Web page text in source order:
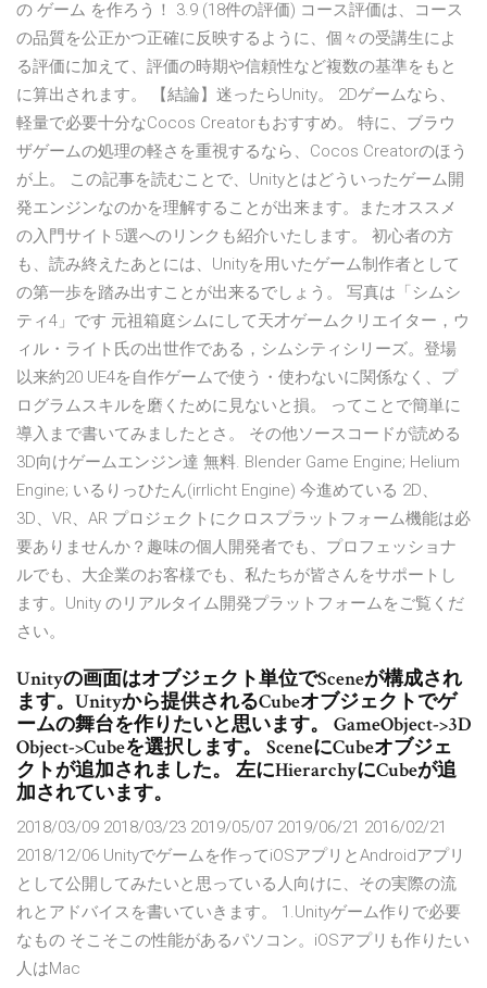
の ゲーム を作ろう！ 3.9 (18件の評価) コース評価は、コース
の品質を公正かつ正確に反映するように、個々の受講生によ
る評価に加えて、評価の時期や信頼性など複数の基準をもと
に算出されます。 【結論】迷ったらUnity。 2Dゲームなら、
軽量で必要十分なCocos Creatorもおすすめ。 特に、ブラウ
ザゲームの処理の軽さを重視するなら、Cocos Creatorのほう
が上。 この記事を読むことで、Unityとはどういったゲーム開
発エンジンなのかを理解することが出来ます。またオススメ
の入門サイト5選へのリンクも紹介いたします。 初心者の方
も、読み終えたあとには、Unityを用いたゲーム制作者として
の第一歩を踏み出すことが出来るでしょう。 写真は「シムシ
ティ4」です 元祖箱庭シムにして天才ゲームクリエイター，ウ
ィル・ライト氏の出世作である，シムシティシリーズ。登場
以来約20 UE4を自作ゲームで使う・使わないに関係なく、プ
ログラムスキルを磨くために見ないと損。 ってことで簡単に
導入まで書いてみましたとさ。 その他ソースコードが読める
3D向けゲームエンジン達 無料. Blender Game Engine; Helium
Engine; いるりっひたん(irrlicht Engine) 今進めている 2D、
3D、VR、AR プロジェクトにクロスプラットフォーム機能は必
要ありませんか？趣味の個人開発者でも、プロフェッショナ
ルでも、大企業のお客様でも、私たちが皆さんをサポートし
ます。Unity のリアルタイム開発プラットフォームをご覧くだ
さい。
Unityの画面はオブジェクト単位でSceneが構成され
ます。Unityから提供されるCubeオブジェクトでゲ
ームの舞台を作りたいと思います。 GameObject->3D
Object->Cubeを選択します。 SceneにCubeオブジェ
クトが追加されました。 左にHierarchyにCubeが追
加されています。
2018/03/09 2018/03/23 2019/05/07 2019/06/21 2016/02/21
2018/12/06 Unityでゲームを作ってiOSアプリとAndroidアプリ
として公開してみたいと思っている人向けに、その実際の流
れとアドバイスを書いていきます。 1.Unityゲーム作りで必要
なもの そこそこの性能があるパソコン。iOSアプリも作りたい
人はMac